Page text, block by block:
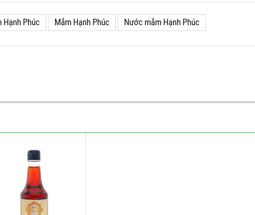
Phúc Mắm Hạnh Phúc Nước mắm Hạnh Phúc